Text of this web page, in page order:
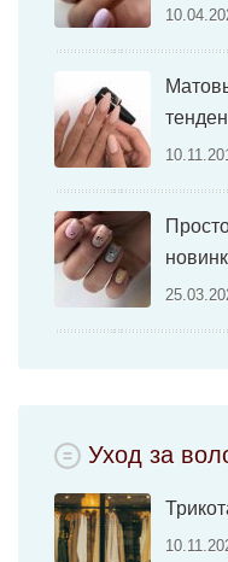
Уход за